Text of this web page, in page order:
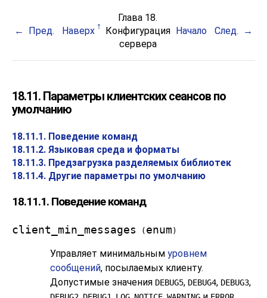
Пред. Наверх
Глава 18.
Конфигурация
сервера
Начало След.
18.11. Параметры клиентских сеансов по
умолчанию
18.11.1. Поведение команд
18.11.2. Языковая среда и форматы
18.11.3. Предзагрузка разделяемых библиотек
18.11.4. Другие параметры по умолчанию
18.11.1. Поведение команд
client_min_messages ( enum )
Управляет минимальным уровнем
сообщений, посылаемых клиенту.
Допустимые значения DEBUG5, DEBUG4, DEBUG3,